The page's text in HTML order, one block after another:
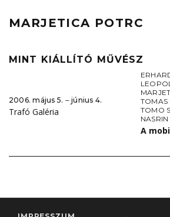
MARJETICA POTRC
MINT KIÁLLÍTÓ MŰVÉSZ
2006. május 5. ‒ június 4.
Trafó Galéria
TOMAS
TOMO
A